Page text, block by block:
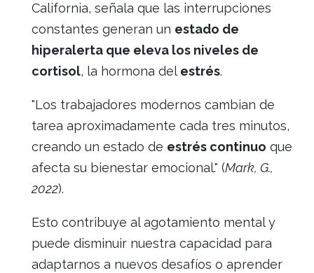
California, señala que las interrupciones
constantes generan un estado de
hiperalerta que eleva los niveles de
cortisol, la hormona delestrés.
"Los trabajadores modernos cambian de
tarea aproximadamente cada tres minutos,
creando un estado de estrés continuo que
afecta su bienestar emocional." (Mark, G.,
2022).
Esto contribuye al agotamiento mental y
puede disminuir nuestra capacidad para
adaptarnos a nuevos desafíos o aprender